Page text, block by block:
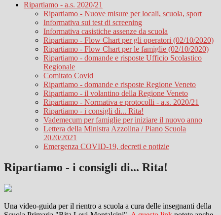
Ripartiamo - a.s. 2020/21
Ripartiamo - Nuove misure per locali, scuola, sport
Informativa sui test di screening
Informativa casistiche assenze da scuola
Ripartiamo - Flow Chart per gli operatori (02/10/2020)
Ripartiamo - Flow Chart per le famiglie (02/10/2020)
Ripartiamo - domande e risposte Ufficio Scolastico
Regionale
Comitato Covid
Ripartiamo - domande e risposte Regione Veneto
Ripartiamo - il volantino della Regione Veneto
Ripartiamo - Normativa e protocolli - a.s. 2020/21
Ripartiamo - i consigli di... Rita!
Vademecum per famiglie per iniziare il nuovo anno
Lettera della Ministra Azzolina / Piano Scuola
2020/2021
Emergenza COVID-19, decreti e notizie
Ripartiamo - i consigli di... Rita!
Una video-guida per il rientro a scuola a cura delle insegnanti della